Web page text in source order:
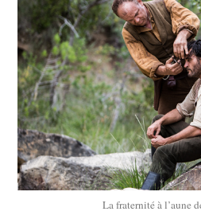
La fraternité à l’aune